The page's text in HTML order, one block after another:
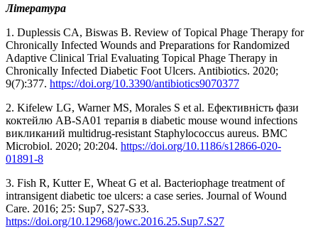
Література
1. Duplessis CA, Biswas B. Review of Topical Phage Therapy for
Chronically Infected Wounds and Preparations for Randomized
Adaptive Clinical Trial Evaluating Topical Phage Therapy in
Chronically Infected Diabetic Foot Ulcers. Antibiotics. 2020;
9(7):377. https://doi.org/10.3390/antibiotics9070377
2. Kifelew LG, Warner MS, Morales S et al. Ефективність фази
коктейлю AB-SA01 терапія в diabetic mouse wound infections
викликаний multidrug-resistant Staphylococcus aureus. BMC
Microbiol. 2020; 20:204. https://doi.org/10.1186/s12866-020-
01891-8
3. Fish R, Kutter E, Wheat G et al. Bacteriophage treatment of
intransigent diabetic toe ulcers: a case series. Journal of Wound
Care. 2016; 25: Sup7, S27-S33.
https://doi.org/10.12968/jowc.2016.25.Sup7.S27